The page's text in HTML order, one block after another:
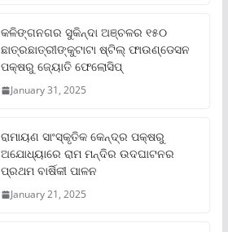
କଳିଙ୍ଗନଗର ସୁକିନ୍ଦା ଅଞ୍ଚଳର ୧୫୦
ଛାତ୍ରଛାତ୍ରୀଙ୍କୁଟାଟା ଷ୍ଟିଲ୍ ଫାଉଣ୍ଡେସନ
ପକ୍ଷରୁ ଜ୍ୟୋତି ଫେଲୋସିପ୍‌
January 31, 2025
ରାମାୟଣ ସାଂସ୍କୃତିକ କେନ୍ଦ୍ର ପକ୍ଷରୁ
ଅଯୋଧ୍ୟାରେ ରାମ ମନ୍ଦିର ଉଦଘାଟନର
ପ୍ରଥମ ବାର୍ଷିକୀ ପାଳନ
January 21, 2025